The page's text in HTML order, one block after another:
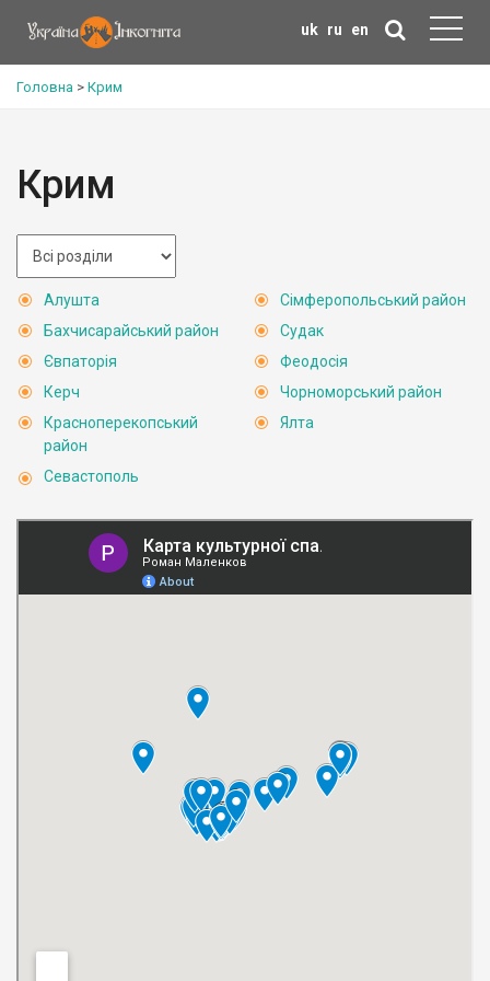
uk ru en
Головна > Крим
Крим
Алушта
Бахчисарайський район
Євпаторія
Керч
Красноперекопський
район
Севастополь
Сімферопольський район
Судак
Феодосія
Чорноморський район
Ялта